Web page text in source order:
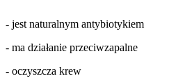
- jest naturalnym antybiotykiem
- ma działanie przeciwzapalne
- oczyszcza krew